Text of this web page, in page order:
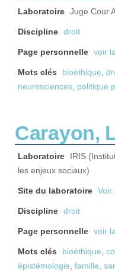
Laboratoire Juge Cour
Discipline droit
Page personnelle voir
Mots clés bioéthique,
neurosciences, politique
Carayon,
Laboratoire
IRIS
les enjeux sociaux)
Site du laboratoire Voir
Discipline droit
Page personnelle voir
Mots clés bioéthique,
épistémologie, famille,